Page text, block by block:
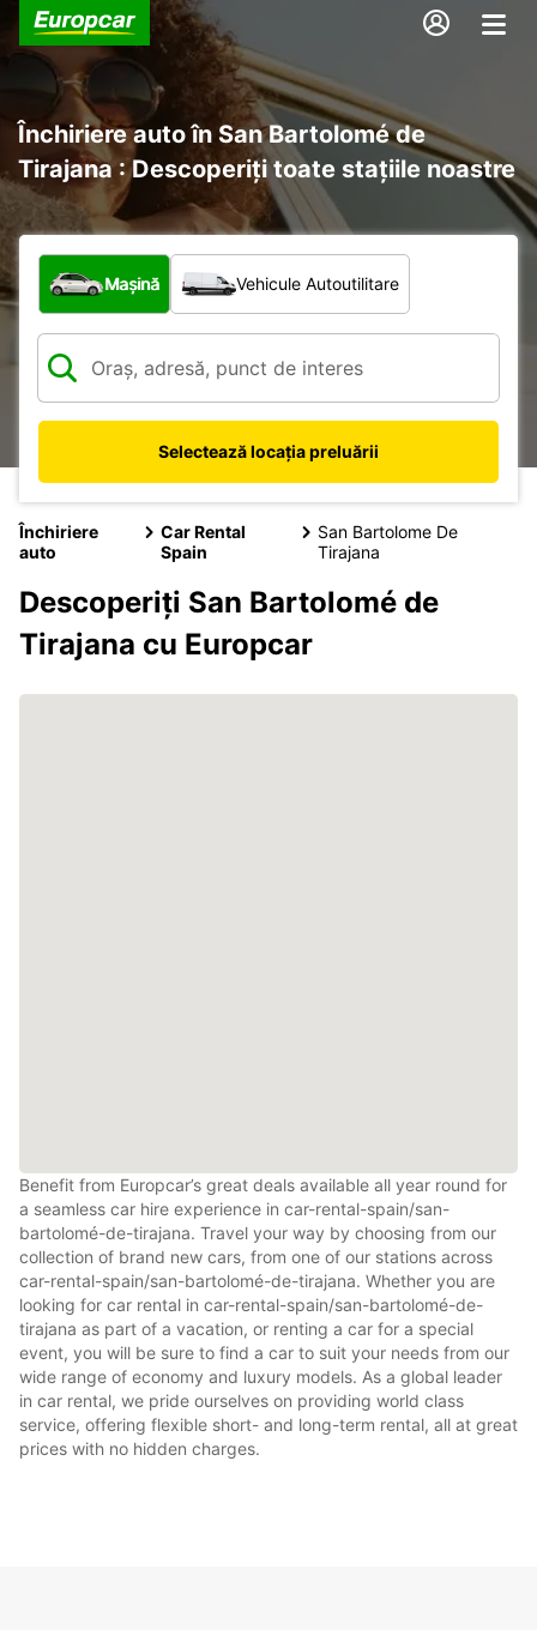
Închiriere auto în San Bartolomé de
Tirajana : Descoperiți toate stațiile noastre
Ce tip de vehicul?
Mașină Vehicule Autoutilitare
Selectează locația preluării
Închiriere
auto
Car Rental
Spain
San Bartolome De
Tirajana
Descoperiți San Bartolomé de
Tirajana cu Europcar
Benefit from Europcar’s great deals available all year round for
a seamless car hire experience in car-rental-spain/san-
bartolomé-de-tirajana. Travel your way by choosing from our
collection of brand new cars, from one of our stations across
car-rental-spain/san-bartolomé-de-tirajana. Whether you are
looking for car rental in car-rental-spain/san-bartolomé-de-
tirajana as part of a vacation, or renting a car for a special
event, you will be sure to find a car to suit your needs from our
wide range of economy and luxury models. As a global leader
in car rental, we pride ourselves on providing world class
service, offering flexible short- and long-term rental, all at great
prices with no hidden charges.